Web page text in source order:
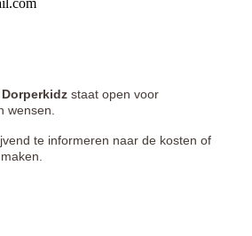
staat open voor
wensen.
te informeren naar de kosten of